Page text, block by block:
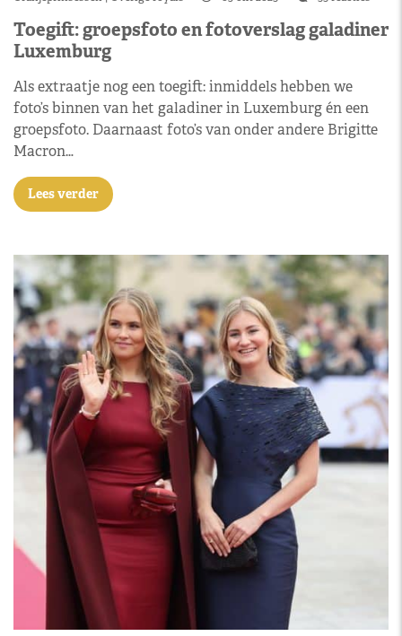
Toegift: groepsfoto en fotoverslag galadiner
Luxemburg
Als extraatje nog een toegift: inmiddels hebben we
foto’s binnen van het galadiner in Luxemburg én een
groepsfoto. Daarnaast foto’s van onder andere Brigitte
Macron…
Lees verder